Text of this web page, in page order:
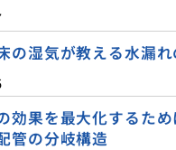
の湿気が教える水漏
効果を最大化するた
管の分岐構造